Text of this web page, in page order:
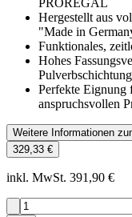
Hergestellt aus
"Made in
Funktionales,
Hohes
Perfekte Eignung
anspruchsvollen
Weitere Informationen
329,33 €
inkl. MwSt. 391,90 €